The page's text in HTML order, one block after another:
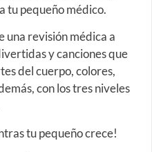
tu pequeño médico.
una revisión médica a
y canciones que
del cuerpo, colores,
con los tres niveles
tu pequeño crece!